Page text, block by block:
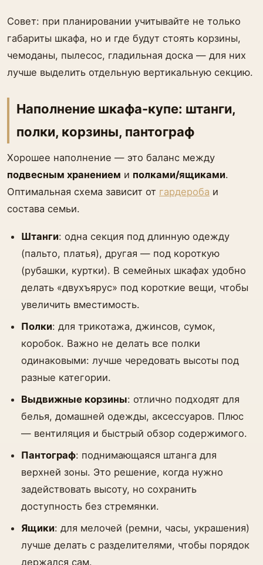
Совет: при планировании учитывайте не только
габариты шкафа, но и где будут стоять корзины,
чемоданы, пылесос, гладильная доска — для них
лучше выделить отдельную вертикальную секцию.
Наполнение шкафа-купе: штанги,
полки, корзины, пантограф
Хорошее наполнение — это баланс между
подвесным хранением и полками/ящиками.
Оптимальная схема зависит от гардероба и
состава семьи.
Штанги: одна секция под длинную одежду
(пальто, платья), другая — под короткую
(рубашки, куртки). В семейных шкафах удобно
делать «двухъярус» под короткие вещи, чтобы
увеличить вместимость.
Полки: для трикотажа, джинсов, сумок,
коробок. Важно не делать все полки
одинаковыми: лучше чередовать высоты под
разные категории.
Выдвижные корзины: отлично подходят для
белья, домашней одежды, аксессуаров. Плюс
— вентиляция и быстрый обзор содержимого.
Пантограф: поднимающаяся штанга для
верхней зоны. Это решение, когда нужно
задействовать высоту, но сохранить
доступность без стремянки.
Ящики: для мелочей (ремни, часы, украшения)
лучше делать с разделителями, чтобы порядок
держался сам.